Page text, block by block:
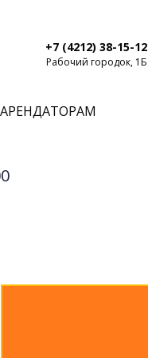
+7 (4212) 38-15-12
Рабочий городок, 1Б
АРЕНДАТОРАМ